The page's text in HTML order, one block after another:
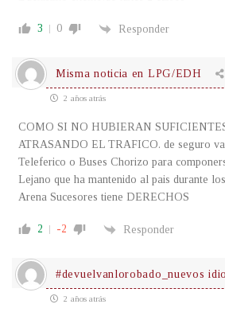
3 0 Responder
Misma noticia en LPG/EDH
2 años atrás
COMO SI NO HUBIERAN
ATRASANDO EL TRAFICO. de seguro
Teleferico o Buses Chorizo para
Lejano que ha mantenido al pais durante
Arena Sucesores tiene DERECHOS
2 -2 Responder
#devuelvanlorobado_nuevos idio
2 años atrás